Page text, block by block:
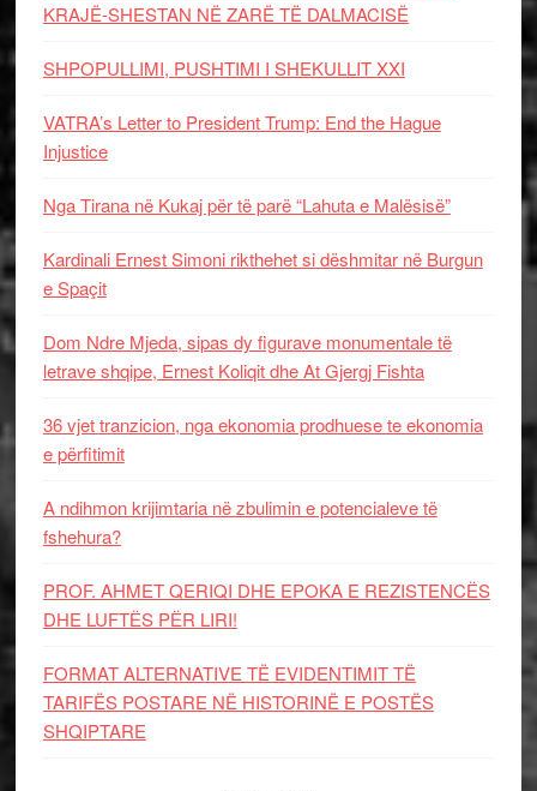
KRAJË-SHESTAN NË ZARË TË DALMACISË
SHPOPULLIMI, PUSHTIMI I SHEKULLIT XXI
VATRA’s Letter to President Trump: End the Hague
Injustice
Nga Tirana në Kukaj për të parë “Lahuta e Malësisë”
Kardinali Ernest Simoni rikthehet si dëshmitar në Burgun
e Spaçit
Dom Ndre Mjeda, sipas dy figurave monumentale të
letrave shqipe, Ernest Koliqit dhe At Gjergj Fishta
36 vjet tranzicion, nga ekonomia prodhuese te ekonomia
e përfitimit
A ndihmon krijimtaria në zbulimin e potencialeve të
fshehura?
PROF. AHMET QERIQI DHE EPOKA E REZISTENCЁS
DHE LUFTЁS PЁR LIRI!
FORMAT ALTERNATIVE TË EVIDENTIMIT TË
TARIFËS POSTARE NË HISTORINË E POSTËS
SHQIPTARE